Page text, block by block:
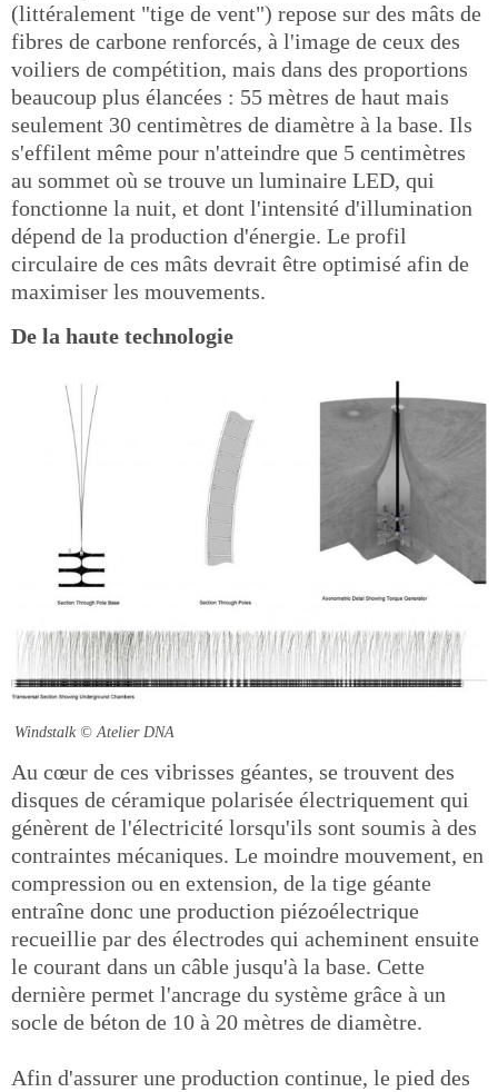
(littéralement "tige de vent") repose sur des mâts de
fibres de carbone renforcés, à l'image de ceux des
voiliers de compétition, mais dans des proportions
beaucoup plus élancées : 55 mètres de haut mais
seulement 30 centimètres de diamètre à la base. Ils
s'effilent même pour n'atteindre que 5 centimètres
au sommet où se trouve un luminaire LED, qui
fonctionne la nuit, et dont l'intensité d'illumination
dépend de la production d'énergie. Le profil
circulaire de ces mâts devrait être optimisé afin de
maximiser les mouvements.
De la haute technologie
Windstalk © Atelier DNA
Au cœur de ces vibrisses géantes, se trouvent des
disques de céramique polarisée électriquement qui
génèrent de l'électricité lorsqu'ils sont soumis à des
contraintes mécaniques. Le moindre mouvement, en
compression ou en extension, de la tige géante
entraîne donc une production piézoélectrique
recueillie par des électrodes qui acheminent ensuite
le courant dans un câble jusqu'à la base. Cette
dernière permet l'ancrage du système grâce à un
socle de béton de 10 à 20 mètres de diamètre.
Afin d'assurer une production continue, le pied des